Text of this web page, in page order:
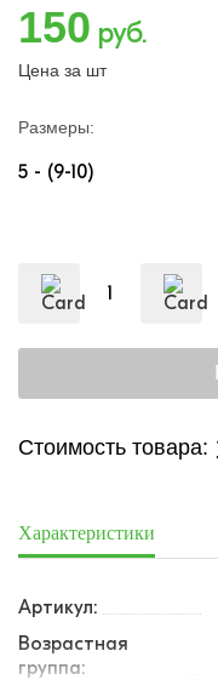
150 руб.
Цена за шт
Размеры:
5 - (9-10)
Стоимость товара:
Характеристики
Артикул:
Возрастная
группа: